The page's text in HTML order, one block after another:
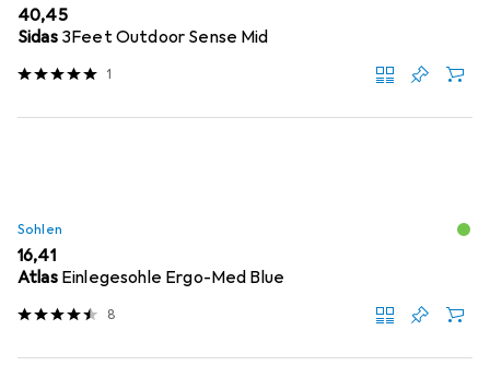
EUR
40,45
Sidas 3Feet Outdoor Sense Mid
1
Sohlen
EUR
16,41
Atlas Einlegesohle Ergo-Med Blue
8